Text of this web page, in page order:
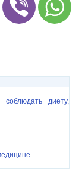
диету,